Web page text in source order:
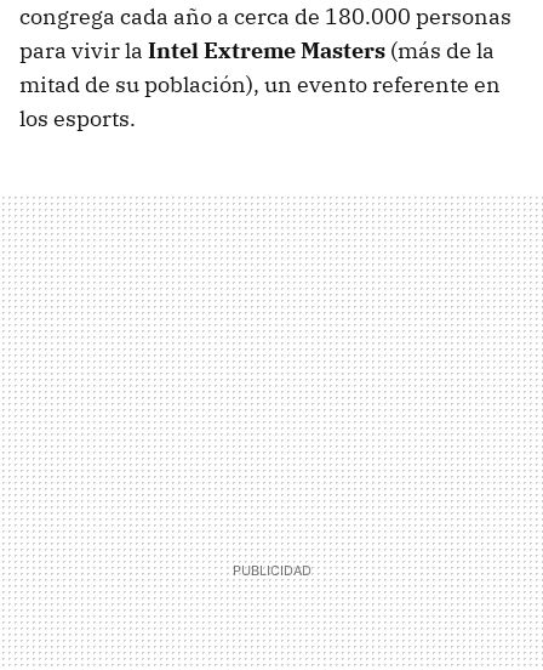
congrega cada año a cerca de 180.000 personas
para vivir la Intel Extreme Masters (más de la
mitad de su población), un evento referente en
los esports.